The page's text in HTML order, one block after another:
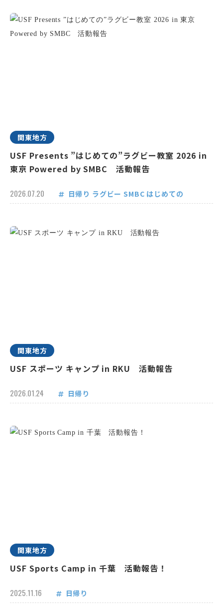
関東地方
USF Presents ”はじめての”ラグビー教室 2026 in
東京 Powered by SMBC 活動報告
2026.07.20 日帰り ラグビー SMBC はじめての
関東地方
USF スポーツ キャンプ in RKU 活動報告
2026.01.24 日帰り
関東地方
USF Sports Camp in 千葉 活動報告！
2025.11.16 日帰り